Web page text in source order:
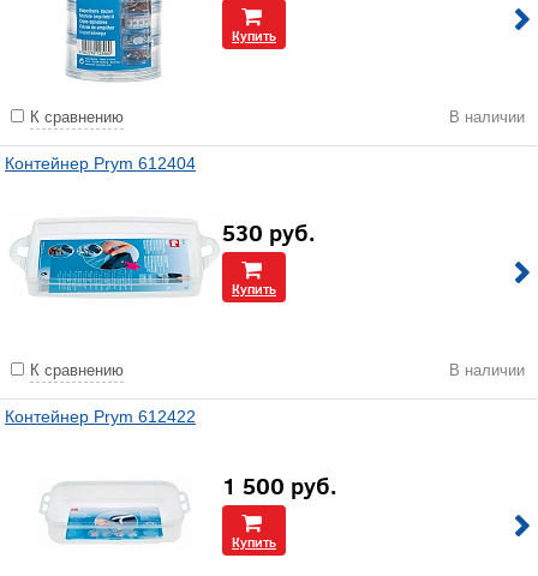
Купить
К сравнению В наличии
Контейнер Prym 612404
530 руб.
Купить
К сравнению В наличии
Контейнер Prym 612422
1 500 руб.
Купить